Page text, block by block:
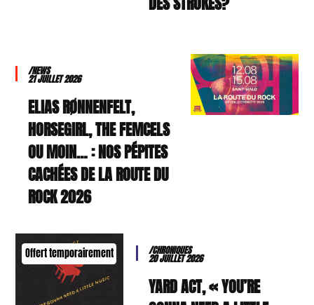
/NEWS
21 JUILLET 2026
ELIAS RØNNENFELT,
HORSEGIRL, THE FEMCELS
OU MOIN… : NOS PÉPITES
CACHÉES DE LA ROUTE DU
ROCK 2026
Offert temporairement /CHRONIQUES
20 JUILLET 2026
YARD ACT, « YOU’RE